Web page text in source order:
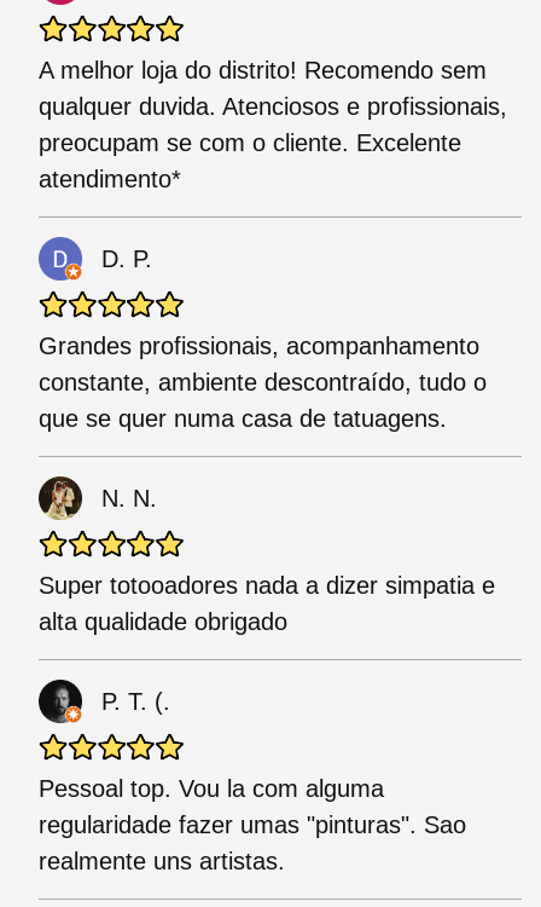
A melhor loja do distrito! Recomendo sem
qualquer duvida. Atenciosos e profissionais,
preocupam se com o cliente. Excelente
atendimento*
D. P.
Grandes profissionais, acompanhamento
constante, ambiente descontraído, tudo o
que se quer numa casa de tatuagens.
N. N.
Super totooadores nada a dizer simpatia e
alta qualidade obrigado
P. T. (.
Pessoal top. Vou la com alguma
regularidade fazer umas "pinturas". Sao
realmente uns artistas.